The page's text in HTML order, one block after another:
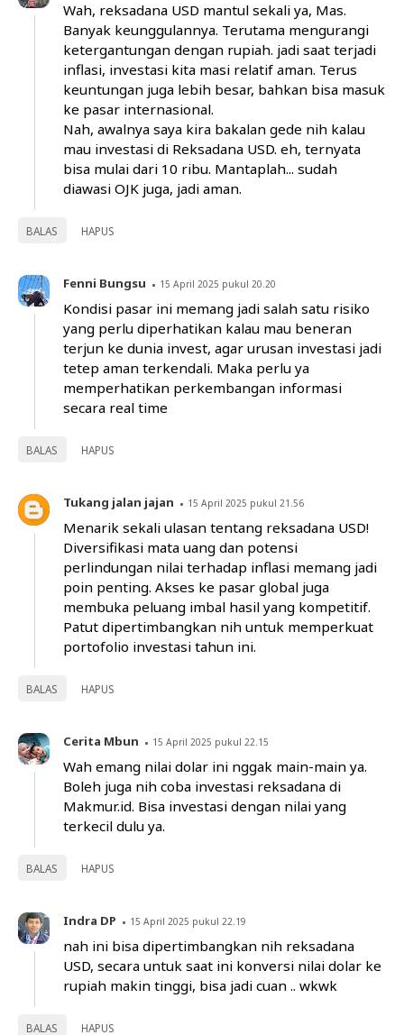
Wah, reksadana USD mantul sekali ya, Mas.
Banyak keunggulannya. Terutama mengurangi
ketergantungan dengan rupiah. jadi saat terjadi
inflasi, investasi kita masi relatif aman. Terus
keuntungan juga lebih besar, bahkan bisa masuk
ke pasar internasional.
Nah, awalnya saya kira bakalan gede nih kalau
mau investasi di Reksadana USD. eh, ternyata
bisa mulai dari 10 ribu. Mantaplah... sudah
diawasi OJK juga, jadi aman.
BALAS HAPUS
Fenni Bungsu 15 April 2025 pukul 20.20
Kondisi pasar ini memang jadi salah satu risiko
yang perlu diperhatikan kalau mau beneran
terjun ke dunia invest, agar urusan investasi jadi
tetep aman terkendali. Maka perlu ya
memperhatikan perkembangan informasi
secara real time
BALAS HAPUS
Tukang jalan jajan 15 April 2025 pukul 21.56
Menarik sekali ulasan tentang reksadana USD!
Diversifikasi mata uang dan potensi
perlindungan nilai terhadap inflasi memang jadi
poin penting. Akses ke pasar global juga
membuka peluang imbal hasil yang kompetitif.
Patut dipertimbangkan nih untuk memperkuat
portofolio investasi tahun ini.
BALAS HAPUS
Cerita Mbun 15 April 2025 pukul 22.15
Wah emang nilai dolar ini nggak main-main ya.
Boleh juga nih coba investasi reksadana di
Makmur.id. Bisa investasi dengan nilai yang
terkecil dulu ya.
BALAS HAPUS
Indra DP 15 April 2025 pukul 22.19
nah ini bisa dipertimbangkan nih reksadana
USD, secara untuk saat ini konversi nilai dolar ke
rupiah makin tinggi, bisa jadi cuan .. wkwk
BALAS HAPUS